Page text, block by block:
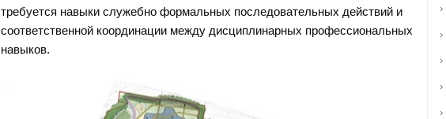
требуется навыки служебно формальных последовательных действий и
соответственной координации между дисциплинарных профессиональных
навыков.